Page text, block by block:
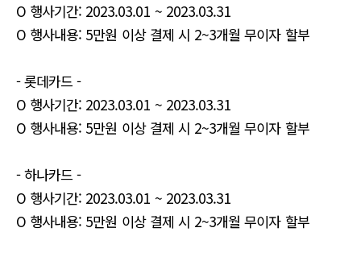
O 행사기간: 2023.03.01 ~ 2023.03.31
O 행사내용: 5만원 이상 결제 시 2~3개월 무이자 할부
- 롯데카드 -
O 행사기간: 2023.03.01 ~ 2023.03.31
O 행사내용: 5만원 이상 결제 시 2~3개월 무이자 할부
- 하나카드 -
O 행사기간: 2023.03.01 ~ 2023.03.31
O 행사내용: 5만원 이상 결제 시 2~3개월 무이자 할부